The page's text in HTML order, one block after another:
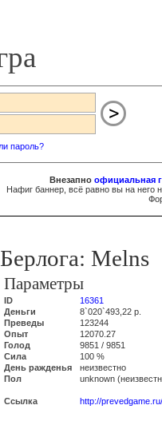
пароль?
Внезапно официальная
Нафиг баннер, всё равно вы на
Берлога: Melns
Параметры
ID
16361
Деньги
8`020`493,22 р.
Преведы
123244
Опыт
12070.27
Голод
9851 / 9851
Сила
100 %
День ражденья
неизвестно
Пол
unknown
Ссылка http://